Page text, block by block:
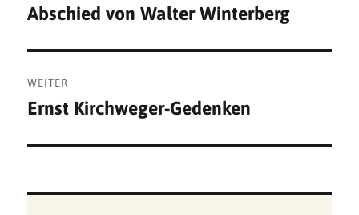
Vorheriger
Abschied von Walter Winterberg
WEITER
Nächster
Ernst Kirchweger-Gedenken